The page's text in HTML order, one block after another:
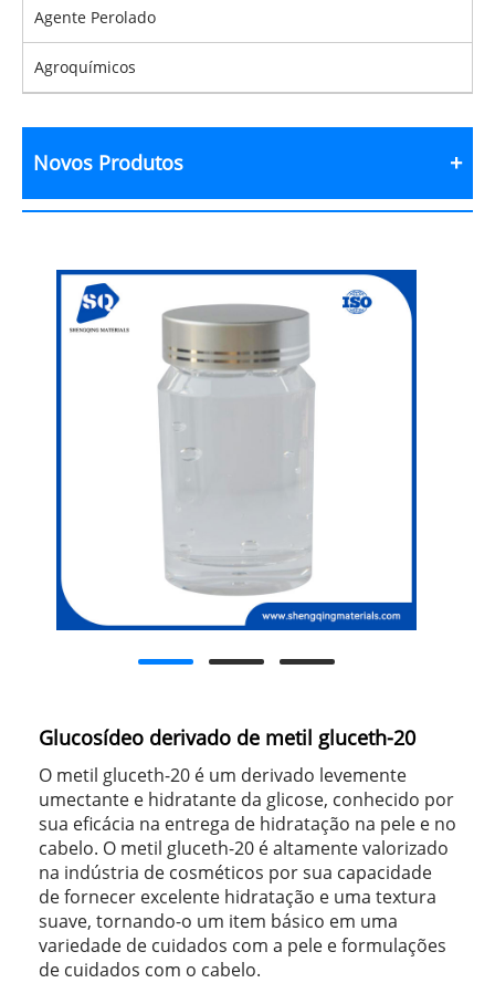
Agente Perolado
Agroquímicos
Novos Produtos
Glucosídeo derivado de metil gluceth-20
O metil gluceth-20 é um derivado levemente
umectante e hidratante da glicose, conhecido por
sua eficácia na entrega de hidratação na pele e no
cabelo. O metil gluceth-20 é altamente valorizado
na indústria de cosméticos por sua capacidade
de fornecer excelente hidratação e uma textura
suave, tornando-o um item básico em uma
variedade de cuidados com a pele e formulações
de cuidados com o cabelo.